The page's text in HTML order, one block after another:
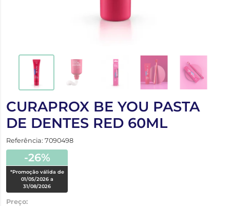
CURAPROX BE YOU PASTA
DE DENTES RED 60ML
Referência: 7090498
-26%
*Promoção válida de
01/05/2026 a
31/08/2026
Preço: